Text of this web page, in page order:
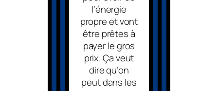
l’énergie
propre et vont
être prêtes à
payer le gros
prix. Ça veut
dire qu’on
peut dans les